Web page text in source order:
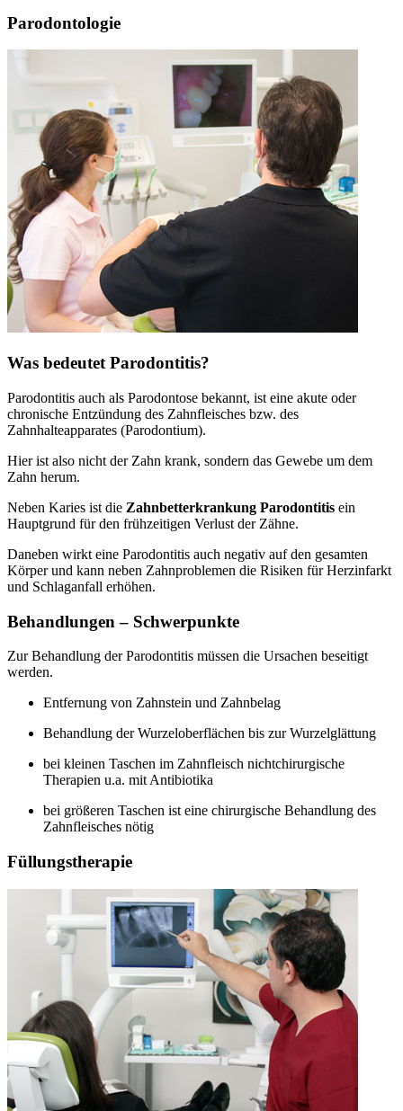
Parodontologie
Was bedeutet Parodontitis?
Parodontitis auch als Parodontose bekannt, ist eine akute oder
chronische Entzündung des Zahnfleisches bzw. des
Zahnhalteapparates (Parodontium).
Hier ist also nicht der Zahn krank, sondern das Gewebe um dem
Zahn herum.
Neben Karies ist die Zahnbetterkrankung Parodontitis ein
Hauptgrund für den frühzeitigen Verlust der Zähne.
Daneben wirkt eine Parodontitis auch negativ auf den gesamten
Körper und kann neben Zahnproblemen die Risiken für Herzinfarkt
und Schlaganfall erhöhen.
Behandlungen – Schwerpunkte
Zur Behandlung der Parodontitis müssen die Ursachen beseitigt
werden.
Entfernung von Zahnstein und Zahnbelag
Behandlung der Wurzeloberflächen bis zur Wurzelglättung
bei kleinen Taschen im Zahnfleisch nichtchirurgische
Therapien u.a. mit Antibiotika
bei größeren Taschen ist eine chirurgische Behandlung des
Zahnfleisches nötig
Füllungstherapie